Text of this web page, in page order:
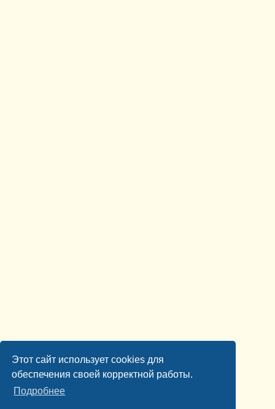
Этот сайт использует cookies для
обеспечения своей корректной работы.
Подробнее